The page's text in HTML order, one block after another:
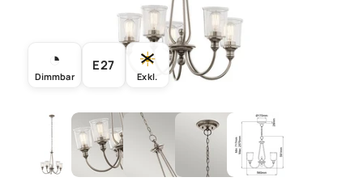
◔
Dimmbar
E27 ☀
Exkl.